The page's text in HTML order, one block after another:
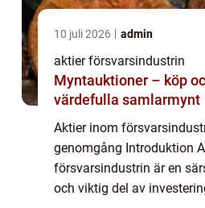
10 juli 2026 admin
aktier försvarsindustrin
Myntauktioner – köp
värdefulla samlarmynt
Aktier inom
genomgång Introduktion
försvarsindustrin är en
och viktig del av